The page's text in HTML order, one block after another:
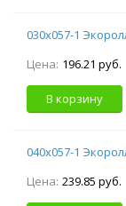
030х057-1
Цена: 196.21 руб.
В корзину
040х057-1
Цена: 239.85 руб.